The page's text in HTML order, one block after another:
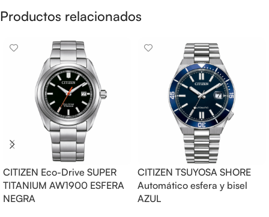
Productos relacionados
CITIZEN Eco-Drive SUPER
TITANIUM AW1900 ESFERA
NEGRA
CITIZEN TSUYOSA SHORE
Automático esfera y bisel
AZUL